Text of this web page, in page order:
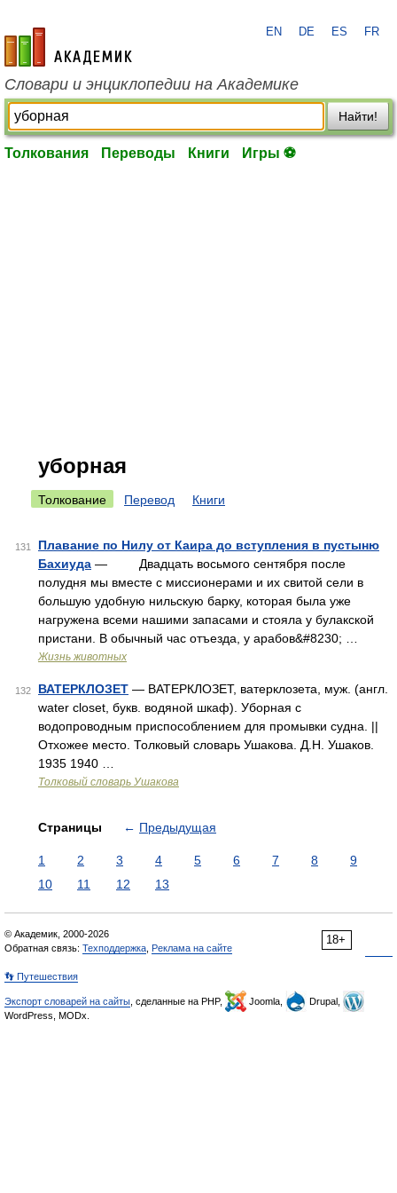
academic.ru
EN DE ES FR
Словари и энциклопедии на Академике
Найти!
Толкования Переводы Книги Игры ⚽
уборная
Толкование Перевод Книги
131
Плавание по Нилу от Каира до вступления в пустыню
Бахиуда — Двадцать восьмого сентября после
полудня мы вместе с миссионерами и их свитой сели в
большую удобную нильскую барку, которая была уже
нагружена всеми нашими запасами и стояла у булакской
пристани. В обычный час отъезда, у арабов&#8230; …
Жизнь животных
132 ВАТЕРКЛОЗЕТ — ВАТЕРКЛОЗЕТ, ватерклозета, муж. (англ.
water closet, букв. водяной шкаф). Уборная с
водопроводным приспособлением для промывки судна. ||
Отхожее место. Толковый словарь Ушакова. Д.Н. Ушаков.
1935 1940 …
Толковый словарь Ушакова
Страницы ← Предыдущая
1 2 3 4 5 6 7 8
9
10
11 12 13
18+
© Академик, 2000-2026
Обратная связь: Техподдержка Реклама на сайте
👣 Путешествия
Экспорт словарей на сайты , сделанные на PHP, Joomla,
Drupal,
WordPress, MODx.